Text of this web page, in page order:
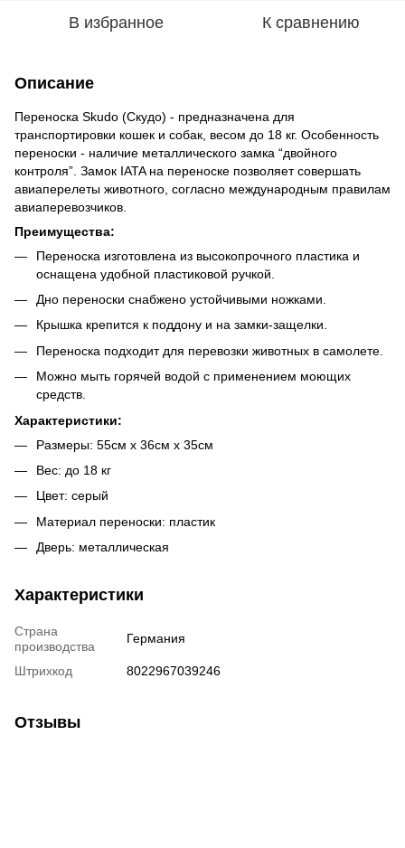
В избранное К сравнению
Описание
Переноска Skudo (Скудо) - предназначена для
транспортировки кошек и собак, весом до 18 кг. Особенность
переноски - наличие металлического замка “двойного
контроля”. Замок IATA на переноске позволяет совершать
авиаперелеты животного, согласно международным правилам
авиаперевозчиков.
Преимущества:
Переноска изготовлена из высокопрочного пластика и
оснащена удобной пластиковой ручкой.
Дно переноски снабжено устойчивыми ножками.
Крышка крепится к поддону и на замки-защелки.
Переноска подходит для перевозки животных в самолете.
Можно мыть горячей водой с применением моющих
средств.
Характеристики:
Размеры: 55см х 36см х 35см
Вес: до 18 кг
Цвет: серый
Материал переноски: пластик
Дверь: металлическая
Характеристики
Страна
производства
Германия
Штрихкод 8022967039246
Отзывы